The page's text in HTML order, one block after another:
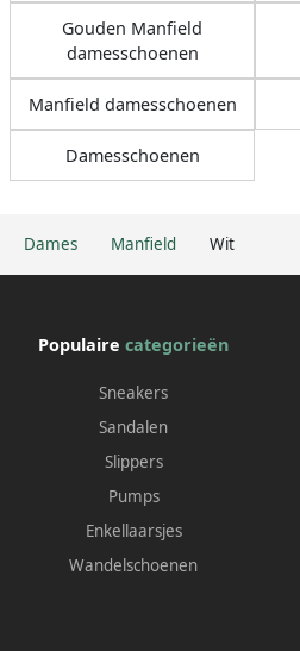
Dames Manfield Wit
Gouden Manfield
damesschoenen
Manfield damesschoenen
Damesschoenen
Populaire categorieën
Sneakers
Sandalen
Slippers
Pumps
Enkellaarsjes
Wandelschoenen